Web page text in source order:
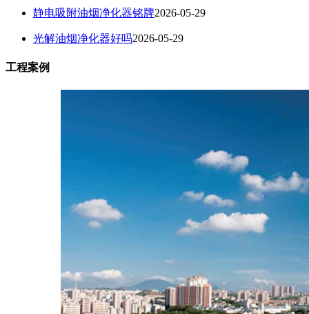
静电吸附油烟净化器铭牌2026-05-29
光解油烟净化器好吗2026-05-29
工程案例